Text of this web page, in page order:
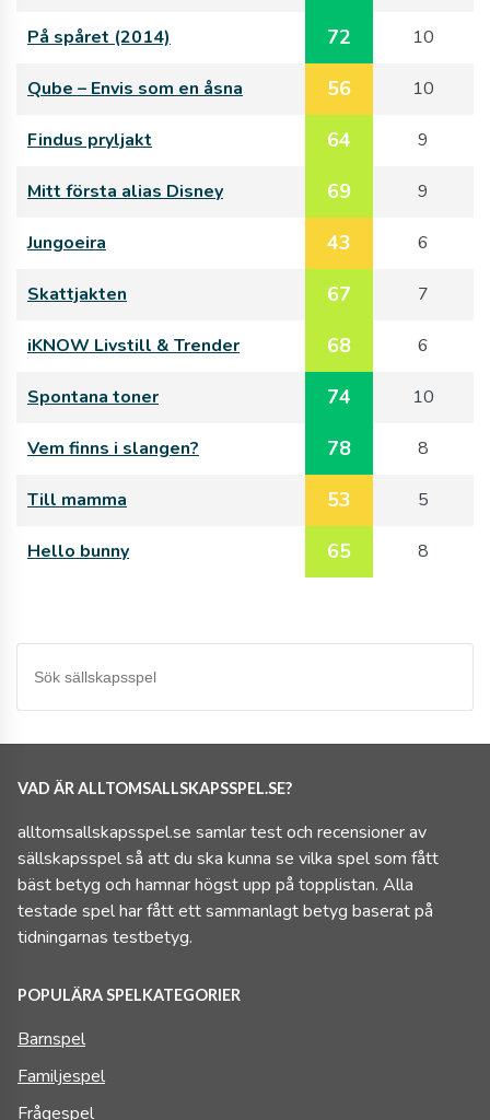
På spåret (2014) 72 10
Qube – Envis som en åsna 56 10
Findus pryljakt 64 9
Mitt första alias Disney 69 9
Jungoeira 43 6
Skattjakten 67 7
iKNOW Livstill & Trender 68 6
Spontana toner 74 10
Vem finns i slangen? 78 8
Till mamma 53 5
Hello bunny 65 8
VAD ÄR ALLTOMSALLSKAPSSPEL.SE?
alltomsallskapsspel.se samlar test och recensioner av
sällskapsspel så att du ska kunna se vilka spel som fått
bäst betyg och hamnar högst upp på topplistan. Alla
testade spel har fått ett sammanlagt betyg baserat på
tidningarnas testbetyg.
POPULÄRA SPELKATEGORIER
Barnspel
Familjespel
Frågespel